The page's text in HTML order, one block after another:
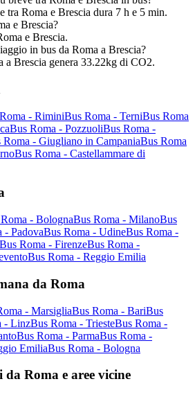
tra Roma e Brescia dura 7 h e 5 min.
e Brescia?
e Brescia.
in bus da Roma a Brescia?
a Brescia genera 33.22kg di CO2.
- RiminiBus Roma - TerniBus Roma
Bus Roma - PozzuoliBus Roma -
Roma - Giugliano in CampaniaBus Roma
Bus Roma - Castellammare di
- BolognaBus Roma - MilanoBus
- PadovaBus Roma - UdineBus Roma -
Bus Roma - FirenzeBus Roma -
Bus Roma - Reggio Emilia
da Roma
- MarsigliaBus Roma - BariBus
- LinzBus Roma - TriesteBus Roma -
Bus Roma - ParmaBus Roma -
EmiliaBus Roma - Bologna
Roma e aree vicine